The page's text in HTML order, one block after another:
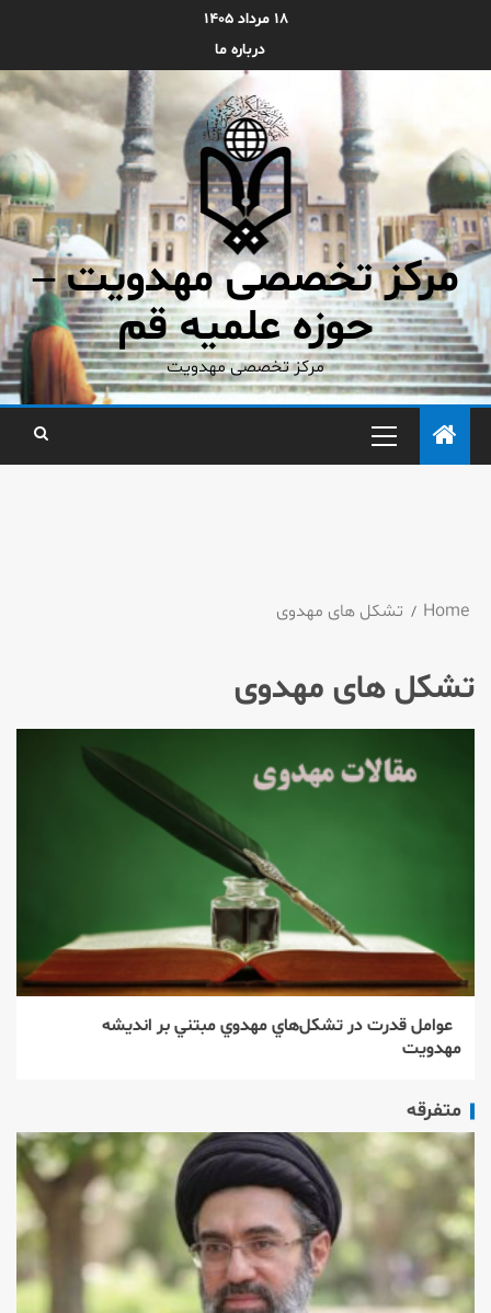
۱۸ مرداد ۱۴۰۵
درباره ما
مرکز تخصصی مهدویت –
حوزه علمیه قم
مرکز تخصصی مهدویت
Home تشکل های مهدوی
تشکل های مهدوی
عوامل قدرت در تشكل‌‌هاي مهدوي مبتني بر انديشه
مهدويت
متفرقه